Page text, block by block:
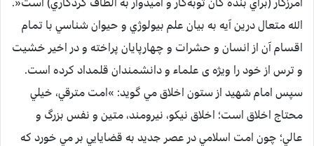
الله متعال درين آيه به بيان علم بيولوژي و حيوان شناسي با تمام
اقسام آن از انسان و حشرات و چهارپايان پراخته و در اخير خشيت
و ترس از خود را ويژه ی علماء و دانشمندان قلمداد كرده است.
سپس امام شهيد از ستون اخلاق مي گويد: »امت مترقي، خيلي
محتاج اخلاق است؛ اخلاق نيكو، نيرومند، متين و نفس بزرگ و
عالي؛ چون امت اسلامي در عصر جديد به قضايايي بر مي خورد كه